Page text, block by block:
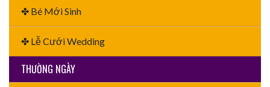
✤ Bé Mới Sinh
✤ Lễ Cưới Wedding
THƯỜNG NGÀY